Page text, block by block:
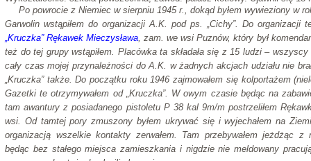
Po powrocie z Niemiec w sierpniu 1945 r., dokąd byłem wywieziony w
Garwolin wstąpiłem do organizacji A.K. pod ps. „Cichy”. Do organizacji
„Kruczka” Rękawek Mieczysława, zam. we wsi Puznów, który był
też do tej grupy wstąpiłem. Placówka ta składała się z 15 ludzi –
cały czas mojej przynależności do A.K. w żadnych akcjach udziału nie
„Kruczka” także. Do początku roku 1946 zajmowałem się kolportażem
Gazetki te otrzymywałem od „Kruczka”. W owym czasie będąc na
tam awantury z posiadanego pistoletu P 38 kal 9m/m postrzeliłem
wsi. Od tamtej pory zmuszony byłem ukrywać się i wyjechałem na
organizacją wszelkie kontakty zerwałem. Tam przebywałem jeżdżąc
będąc bez stałego miejsca zamieszkania i nigdzie nie meldowany